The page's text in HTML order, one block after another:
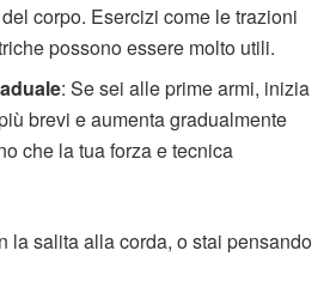
corpo. Esercizi come le trazioni
possono essere molto utili.
: Se sei alle prime armi, inizia
brevi e aumenta gradualmente
che la tua forza e tecnica
la salita alla corda, o stai pensando